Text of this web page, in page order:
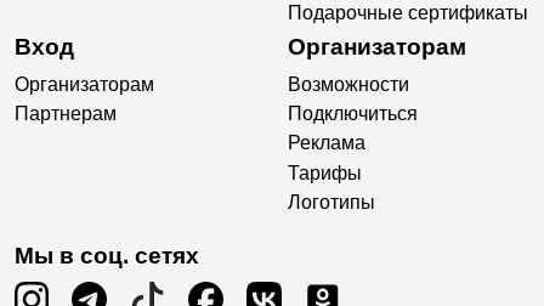
Подарочные сертификаты
Вход
Организаторам
Партнерам
Организаторам
Возможности
Подключиться
Реклама
Тарифы
Логотипы
Мы в соц. сетях